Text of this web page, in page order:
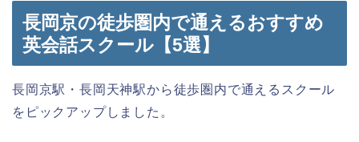
長岡京の徒歩圏内で通えるおすすめ
英会話スクール【5選】
長岡京駅・長岡天神駅から徒歩圏内で通えるスクール
をピックアップしました。